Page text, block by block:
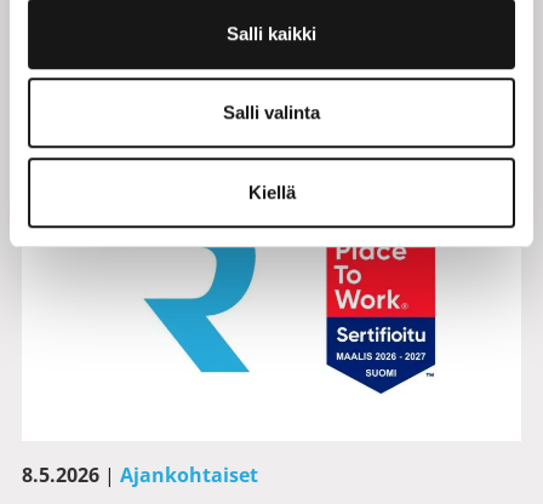
Salli kaikki
Salli valinta
Kiellä
Muut ajankohtaiset
8.5.2026 | Ajankohtaiset